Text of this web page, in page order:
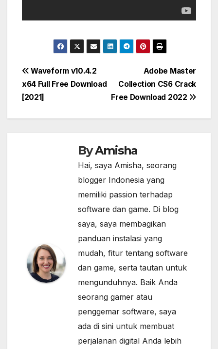
Post
navigation
Adobe Master
Collection CS6 Crack
Free Download 2022
Waveform v10.4.2
x64 Full Free Download
[2021]
ByAmisha
Hai, saya Amisha, seorang
blogger Indonesia yang
memiliki passion terhadap
software dan game. Di blog
saya, saya membagikan
panduan instalasi yang
mudah, fitur tentang software
dan game, serta tautan untuk
mengunduhnya. Baik Anda
seorang gamer atau
penggemar software, saya
ada di sini untuk membuat
perjalanan digital Anda lebih